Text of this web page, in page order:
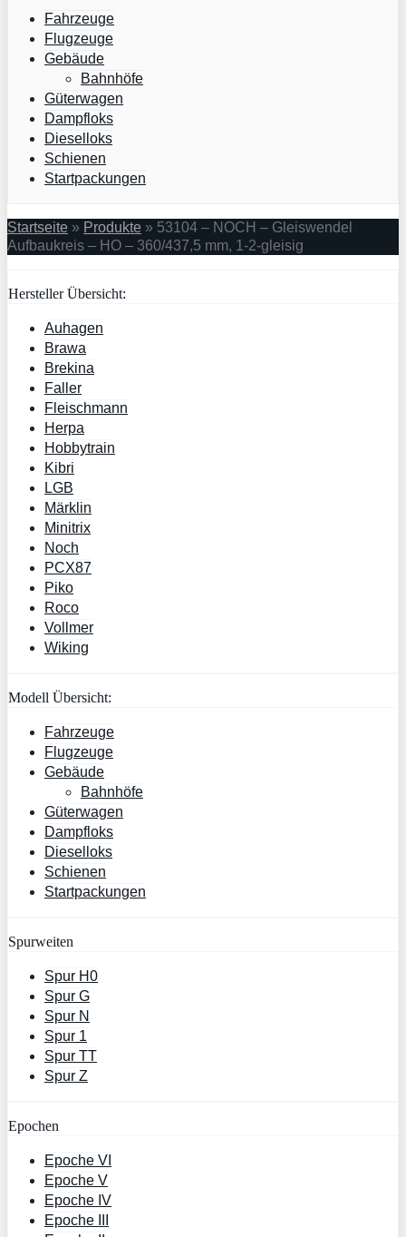
Fahrzeuge
Flugzeuge
Gebäude
Bahnhöfe
Güterwagen
Dampfloks
Dieselloks
Schienen
Startpackungen
Startseite » Produkte » 53104 – NOCH – Gleiswendel
Aufbaukreis – HO – 360/437,5 mm, 1-2-gleisig
Hersteller Übersicht:
Auhagen
Brawa
Brekina
Faller
Fleischmann
Herpa
Hobbytrain
Kibri
LGB
Märklin
Minitrix
Noch
PCX87
Piko
Roco
Vollmer
Wiking
Modell Übersicht:
Fahrzeuge
Flugzeuge
Gebäude
Bahnhöfe
Güterwagen
Dampfloks
Dieselloks
Schienen
Startpackungen
Spurweiten
Spur H0
Spur G
Spur N
Spur 1
Spur TT
Spur Z
Epochen
Epoche VI
Epoche V
Epoche IV
Epoche III